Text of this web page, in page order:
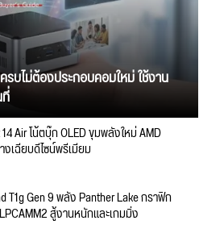
บไม่ต้องประกอบคอมใหม่ ใช้งาน
Air โน้ตบุ๊ก OLED ขุมพลังใหม่ AMD
งเฉียบดีไซน์พรีเมียม
T1g Gen 9 พลัง Panther Lake กราฟิก
สู้งานหนักและเกมมิ่ง